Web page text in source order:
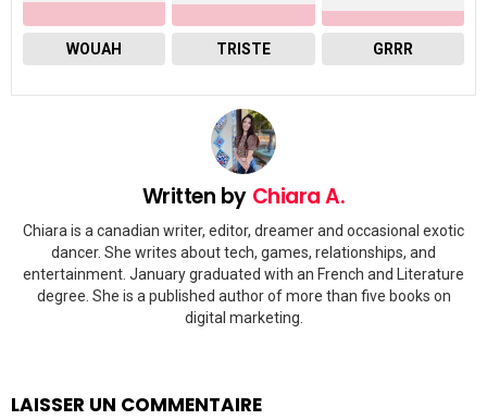
WOUAH TRISTE GRRR
Written by Chiara A.
Chiara is a canadian writer, editor, dreamer and occasional exotic
dancer. She writes about tech, games, relationships, and
entertainment. January graduated with an French and Literature
degree. She is a published author of more than five books on
digital marketing.
LAISSER UN COMMENTAIRE